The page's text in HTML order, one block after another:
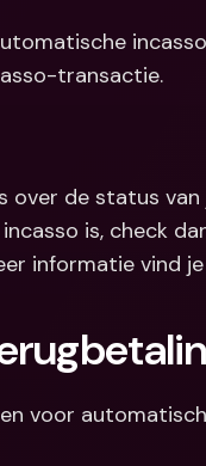
transactie.
de status
is, check
informatie vind je
voor